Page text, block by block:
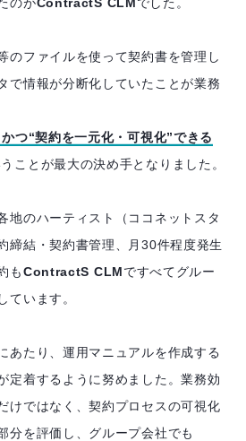
のファイルを使って契約書を管理し
で情報が分断化していたことが業務
つ“契約を一元化・可視化”できる
うことが最大の決め手となりました。
地のハーティスト（ココネットスタ
締結・契約書管理、月30件程度発生
もContractS CLMですべてグルー
ています。
あたり、運用マニュアルを作成する
定着するように努めました。業務効
けではなく、契約プロセスの可視化
分を評価し、グループ会社でも